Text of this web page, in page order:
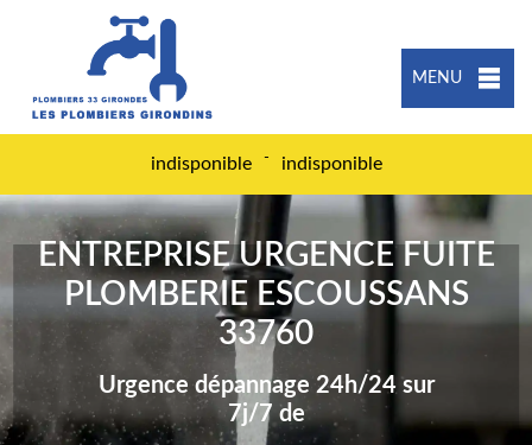
MENU
indisponible - indisponible
ENTREPRISE URGENCE FUITE
PLOMBERIE ESCOUSSANS
33760
Urgence dépannage 24h/24 sur
7j/7 de